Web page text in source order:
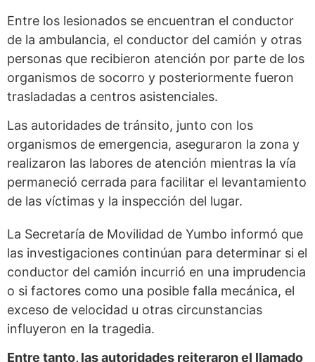
Entre los lesionados se encuentran el conductor
de la ambulancia, el conductor del camión y otras
personas que recibieron atención por parte de los
organismos de socorro y posteriormente fueron
trasladadas a centros asistenciales.
Las autoridades de tránsito, junto con los
organismos de emergencia, aseguraron la zona y
realizaron las labores de atención mientras la vía
permaneció cerrada para facilitar el levantamiento
de las víctimas y la inspección del lugar.
La Secretaría de Movilidad de Yumbo informó que
las investigaciones continúan para determinar si el
conductor del camión incurrió en una imprudencia
o si factores como una posible falla mecánica, el
exceso de velocidad u otras circunstancias
influyeron en la tragedia.
Entre tanto, las autoridades reiteraron el llamado